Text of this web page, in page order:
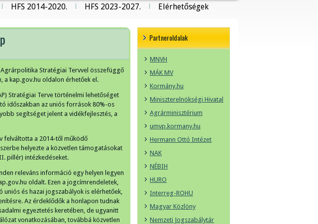
HFS 2014-2020. HFS 2023-2027. Elérhetőségek
Stratégiai Tervvel összefüggő
kap.gov.hu oldalon érhetőek el.
Stratégiai Terve történelmi lehetőséget
időszakban az uniós források 80%-os
segítséget jelent a vidékfejlesztés, a
felváltotta a 2014-től működő
helyezte a közvetlen támogatásokat
pillér) intézkedéseket.
releváns információ egy helyen legyen
oldalt. Ezen a jogcímrendeletek,
uniós és hazai jogszabályok is elérhetőek,
Az érdeklődők a honlapon tudnak
egyeztetés keretében, de ugyanitt
vonatkozásában, továbbá közvetlen
Partneroldalak
MNVH
MÁK MV
Kormány.hu
Miniszterelnökségi Hivatal
Agrárminisztérium
umvp.kormany.hu
Hermann Ottó Intézet
NAK
NÉBIH
HURO
Interreg-ROHU
Magyar Közlöny
Nemzeti Jogszabálytár